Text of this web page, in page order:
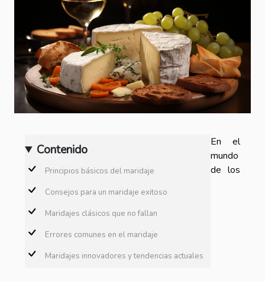
Contenido
Principios básicos del maridaje
Consejos para un maridaje exitoso
Maridajes clásicos que no fallan
Errores comunes en el maridaje
Maridajes innovadores y tendencias actuales
En el
mundo
de los